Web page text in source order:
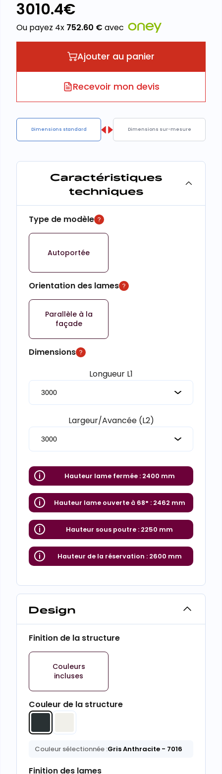
3010.4€
Ou payez 4x 752.60 € avec
Ajouter au panier
Recevoir mon devis
Dimensions standard Dimensions sur-mesure
Caractéristiques
techniques
Type de modèle
Autoportée
Orientation des lames
Parallèle à la
façade
Dimensions
Longueur L1
Largeur/Avancée (L2)
Hauteur lame fermée : 2400 mm
Hauteur lame ouverte à 68° : 2462 mm
Hauteur sous poutre : 2250 mm
Hauteur de la réservation : 2600 mm
Design
Finition de la structure
Couleurs
incluses
Couleur de la structure
Couleur sélectionnée :Gris Anthracite - 7016
Finition des lames